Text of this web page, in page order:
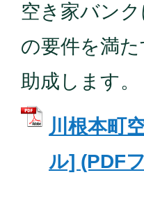
空き家バン
の要件を満
助成します。
川根本町
ル] (PDF